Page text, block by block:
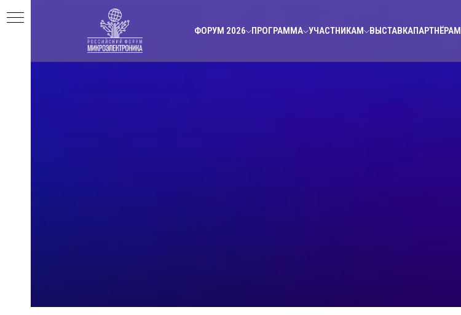
ФОРУМ 2026 ПРОГРАММА УЧАСТНИКАМ ВЫСТАВКАПАРТНЁРАМ